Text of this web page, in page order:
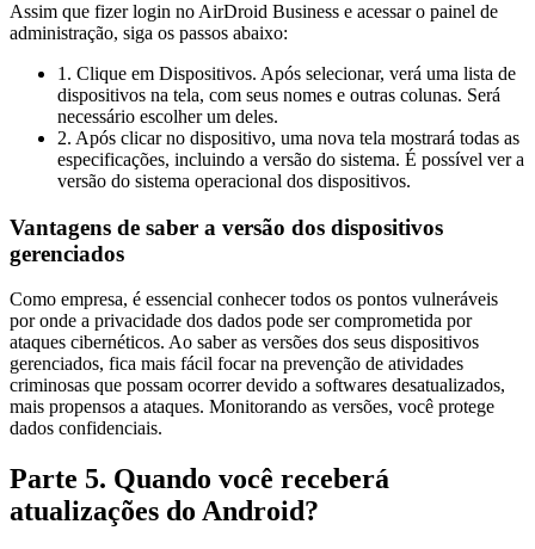
Assim que fizer login no AirDroid Business e acessar o painel de
administração, siga os passos abaixo:
1. Clique em Dispositivos. Após selecionar, verá uma lista de
dispositivos na tela, com seus nomes e outras colunas. Será
necessário escolher um deles.
2. Após clicar no dispositivo, uma nova tela mostrará todas as
especificações, incluindo a versão do sistema. É possível ver a
versão do sistema operacional dos dispositivos.
Vantagens de saber a versão dos dispositivos
gerenciados
Como empresa, é essencial conhecer todos os pontos vulneráveis
por onde a privacidade dos dados pode ser comprometida por
ataques cibernéticos. Ao saber as versões dos seus dispositivos
gerenciados, fica mais fácil focar na prevenção de atividades
criminosas que possam ocorrer devido a softwares desatualizados,
mais propensos a ataques. Monitorando as versões, você protege
dados confidenciais.
Parte 5. Quando você receberá
atualizações do Android?